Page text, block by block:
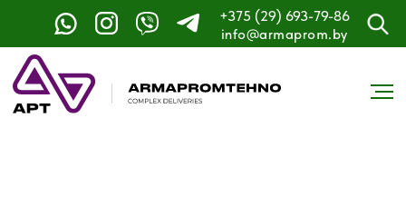
+375 (29) 693-79-86
info@armaprom.by
Контактный телефон: +375 (29) 693-79-86